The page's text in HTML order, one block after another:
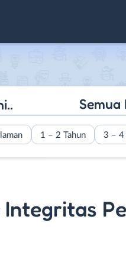
Semua
1 – 2 Tahun 3 – 4
Integritas